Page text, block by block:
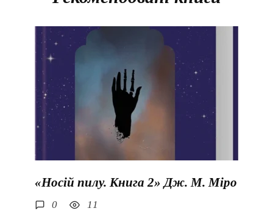
«Носій пилу. Книга 2» Дж. М. Міро
0 11